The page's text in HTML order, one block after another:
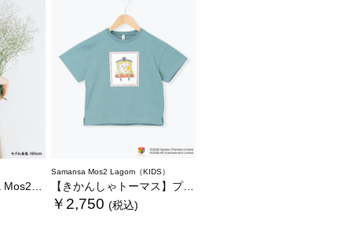
みバッグ
Samansa Mos2 Lagom（KIDS）
【きかんしゃトーマス】プリントTシャツ
￥2,750 (税込)